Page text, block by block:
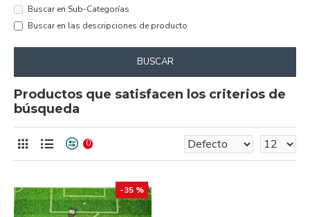
Buscar en Sub-Categorías
Buscar en las descripciones de producto
BUSCAR
Productos que satisfacen los criterios de
búsqueda
0
-35 %